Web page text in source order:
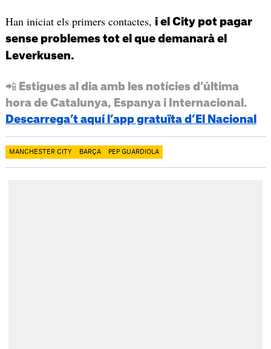
Han iniciat els primers contactes, i el City pot pagar
sense problemes tot el que demanarà el
Leverkusen.
📲 Estigues al dia amb les notícies d’última
hora de Catalunya, Espanya i Internacional.
Descarrega’t aquí l’app gratuïta d’El Nacional
MANCHESTER CITY BARÇA PEP GUARDIOLA